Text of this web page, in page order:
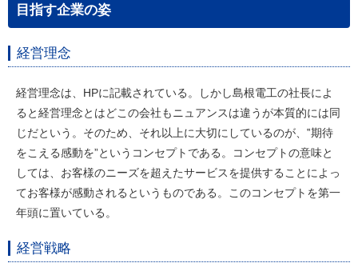
目指す企業の姿
経営理念
経営理念は、HPに記載されている。しかし島根電工の社長によ
ると経営理念とはどこの会社もニュアンスは違うが本質的には同
じだという。そのため、それ以上に大切にしているのが、‟期待
をこえる感動を”というコンセプトである。コンセプトの意味と
しては、お客様のニーズを超えたサービスを提供することによっ
てお客様が感動されるというものである。このコンセプトを第一
年頭に置いている。
経営戦略